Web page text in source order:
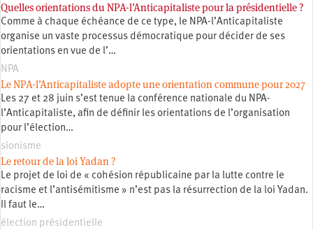
Quelles orientations du NPA-l’Anticapitaliste pour la présidentielle ?
Comme à chaque échéance de ce type, le NPA-l’Anticapitaliste
organise un vaste processus démocratique pour décider de ses
orientations en vue de l’…
NPA
Le NPA-l’Anticapitaliste adopte une orientation commune pour 2027
Les 27 et 28 juin s’est tenue la conférence nationale du NPA-
l’Anticapitaliste, afin de définir les orientations de l’organisation
pour l’élection…
sionisme
Le retour de la loi Yadan ?
Le projet de loi de « cohésion républicaine par la lutte contre le
racisme et l’antisémitisme » n’est pas la résurrection de la loi Yadan.
Il faut le…
élection présidentielle